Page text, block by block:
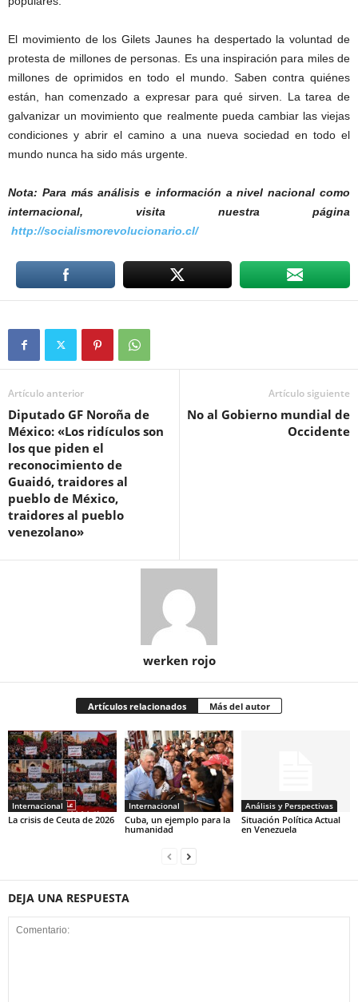
El movimiento de los Gilets Jaunes ha despertado la voluntad de
protesta de millones de personas. Es una inspiración para miles de
millones de oprimidos en todo el mundo. Saben contra quiénes
están, han comenzado a expresar para qué sirven. La tarea de
galvanizar un movimiento que realmente pueda cambiar las viejas
condiciones y abrir el camino a una nueva sociedad en todo el
mundo nunca ha sido más urgente.
Nota: Para más análisis e información a nivel nacional como
internacional, visita nuestra página
http://socialismorevolucionario.cl/
Artículo anterior
Diputado GF Noroña de
México: «Los ridículos son
los que piden el
reconocimiento de
Guaidó, traidores al
pueblo de México,
traidores al pueblo
venezolano»
Artículo siguiente
No al Gobierno mundial de
Occidente
werken rojo
Artículos relacionados Más del autor
Internacional
La crisis de Ceuta de 2026
Internacional
Cuba, un ejemplo para la
humanidad
Análisis y Perspectivas
Situación Política Actual
en Venezuela
DEJA UNA RESPUESTA